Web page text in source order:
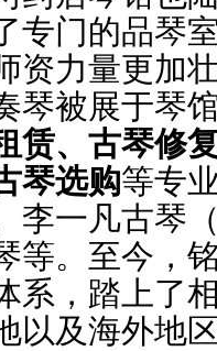
专门的品琴
资力量更加
琴被展于琴
赁、古琴修
琴选购等专
李一凡古琴
等。至今，
系，踏上了
以及海外地